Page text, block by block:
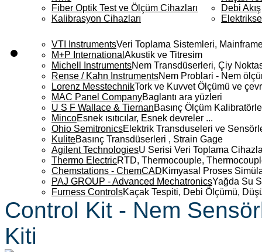
Fiber Optik Test ve Ölçüm Cihazları
Kalibrasyon Cihazları
Debi Akış
VTI InstrumentsVeri Toplama Sistemleri,
M+P International Akustik ve Titresim
Michell InstrumentsNem Transdüserleri, Çiy
Rense / Kahn InstrumentsNem Problari - Nem
Lorenz MesstechnikTork ve Kuvvet Ölçümü ve
MAC Panel CompanyBaglantı ara yüzleri
U S F Wallace & TiernanBasınç Ölçüm
MincoEsnek ısıtıcılar, Esnek devreler ...
Ohio SemitronicsElektrik Transduseleri ve
KuliteBasınç Transdüserleri , Strain Gage
Agilent TechnologiesU Serisi Veri Toplama
Thermo ElectricRTD, Thermocouple,
Chemstations - ChemCADKimyasal Proses
PAJ GROUP - Advanced MechatronicsYağda Su
Furness ControlsKaçak Tespiti, Debi Ölçümü,
Control Kit - Nem
Kiti